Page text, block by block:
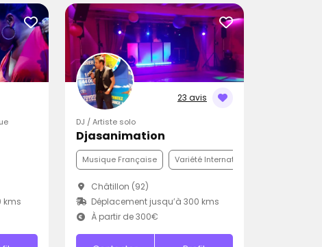
kms
23 avis
DJ / Artiste solo
Djasanimation
Musique Française Variété Internationale
Châtillon (92)
Déplacement jusqu’à 300 kms
À partir de 300€